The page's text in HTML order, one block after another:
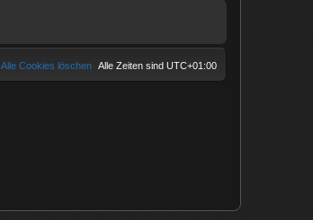
Alle Zeiten sind UTC+01:00
Alle Cookies löschen